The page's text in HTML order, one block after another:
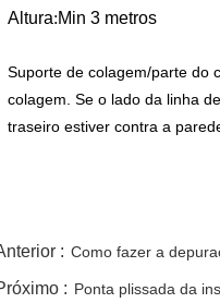
Altura:Min 3 metros
Suporte de colagem/parte do
colagem. Se o lado da linha
traseiro estiver contra a
: Como fazer a
: Ponta plissada da